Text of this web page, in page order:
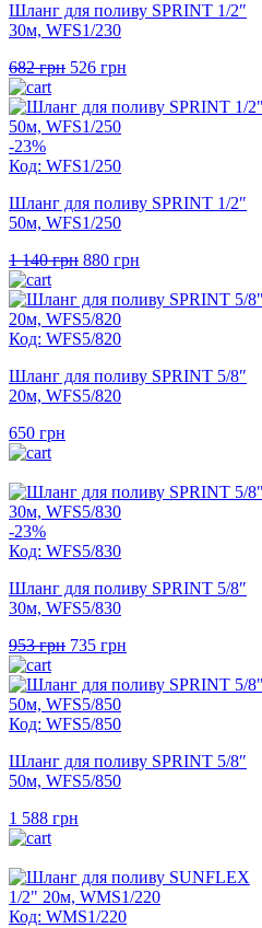
Шланг для поливу SPRINT 1/2″
30м, WFS1/230
682грн Оригінальна
682 грн.
526 грн
526 грн.
-23%
Код: WFS1/250
Шланг для поливу SPRINT 1/2″
50м, WFS1/250
1 140грн Оригінальна
1
140 грн.
880 грн
880 грн.
Код: WFS5/820
Шланг для поливу SPRINT 5/8″
20м, WFS5/820
650 грн
-23%
Код: WFS5/830
Шланг для поливу SPRINT 5/8″
30м, WFS5/830
953грн Оригінальна
953 грн.
735 грн
735 грн.
Код: WFS5/850
Шланг для поливу SPRINT 5/8″
50м, WFS5/850
1 588 грн
Код: WMS1/220